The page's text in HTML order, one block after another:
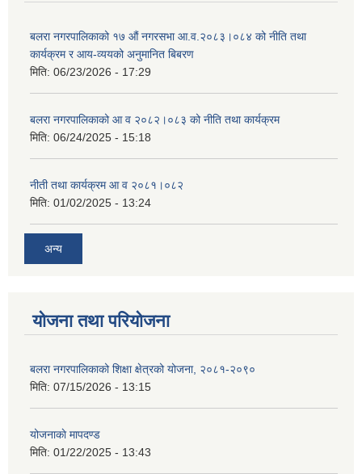
बलरा नगरपालिकाको १७ औं नगरसभा आ.व.२०८३।०८४ को नीति तथा
कार्यक्रम र आय-व्ययको अनुमानित बिबरण
मिति: 06/23/2026 - 17:29
बलरा नगरपालिकाको आ व २०८२।०८३ को नीति तथा कार्यक्रम
मिति: 06/24/2025 - 15:18
नीती तथा कार्यक्रम आ व २०८१।०८२
मिति: 01/02/2025 - 13:24
अन्य
योजना तथा परियोजना
बलरा नगरपालिकाको शिक्षा क्षेत्रको योजना, २०८१-२०९०
मिति: 07/15/2026 - 13:15
योजनाकाे मापदण्ड
मिति: 01/22/2025 - 13:43